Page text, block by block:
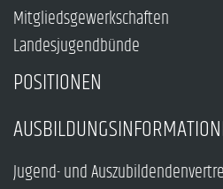
Mitgliedsgewerkschaften
Landesjugendbünde
POSITIONEN
Jugend- und